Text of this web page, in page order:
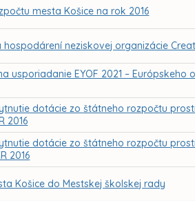
mesta Košice na rok 2016
neziskovej organizácie
usporiadanie EYOF 2021 –
dotácie zo štátneho rozpočtu
2016
dotácie zo štátneho rozpočtu
2016
Košice do Mestskej školskej rady